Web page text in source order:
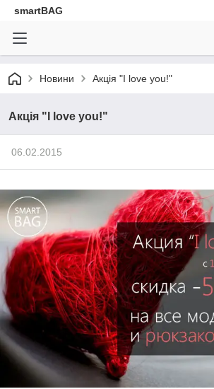
smartBAG
Новини Акція "I love you!"
Акція "I love you!"
06.02.2015